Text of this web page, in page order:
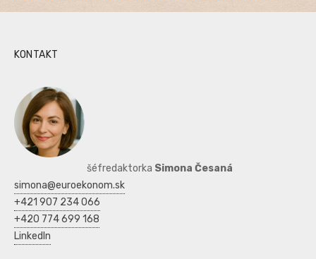
KONTAKT
šéfredaktorka Simona Česaná
simona@euroekonom.sk
+421 907 234 066
+420 774 699 168
LinkedIn